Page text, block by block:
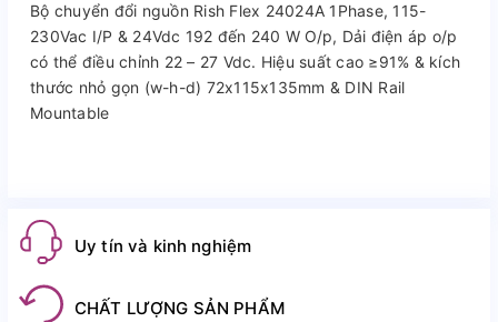
Bộ chuyển đổi nguồn Rish Flex 24024A 1Phase, 115-
230Vac I/P & 24Vdc 192 đến 240 W O/p, Dải điện áp o/p
có thể điều chỉnh 22 – 27 Vdc. Hiệu suất cao ≥91% & kích
thước nhỏ gọn (w-h-d) 72x115x135mm & DIN Rail
Mountable
Uy tín và kinh nghiệm
CHẤT LƯỢNG SẢN PHẨM